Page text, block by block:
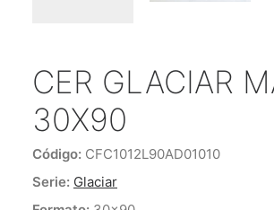
CER GLACIAR
30X90
Código: CFC1012L90AD01010
Serie: Glaciar